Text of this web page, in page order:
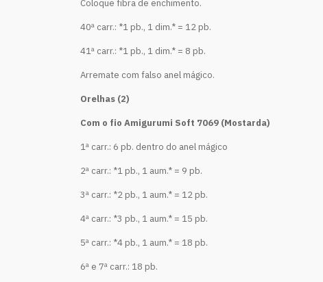
Coloque fibra de enchimento.
40ª carr.: *1 pb., 1 dim.* = 12 pb.
41ª carr.: *1 pb., 1 dim.* = 8 pb.
Arremate com falso anel mágico.
Orelhas (2)
Com o fio Amigurumi Soft 7069 (Mostarda)
1ª carr.: 6 pb. dentro do anel mágico
2ª carr.: *1 pb., 1 aum.* = 9 pb.
3ª carr.: *2 pb., 1 aum.* = 12 pb.
4ª carr.: *3 pb., 1 aum.* = 15 pb.
5ª carr.: *4 pb., 1 aum.* = 18 pb.
6ª e 7ª carr.: 18 pb.